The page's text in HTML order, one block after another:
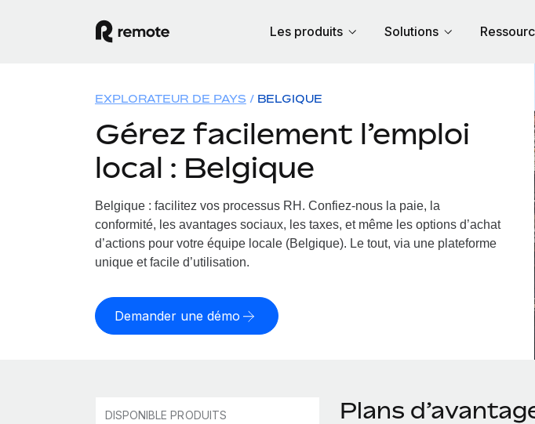
Les produits Solutions
EXPLORATEUR DE PAYS BELGIQUE
Gérez facilement l’emploi
local : Belgique
Belgique : facilitez vos processus RH. Confiez-nous la paie, la
conformité, les avantages sociaux, les taxes, et même les options d’achat
d’actions pour votre équipe locale (Belgique). Le tout, via une plateforme
unique et facile d’utilisation.
Demander une démo
DISPONIBLE PRODUITS Plans